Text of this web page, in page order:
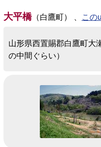
大平橋（白鷹町） 、 この
山形県西置賜郡白鷹町大
の中間ぐらい）